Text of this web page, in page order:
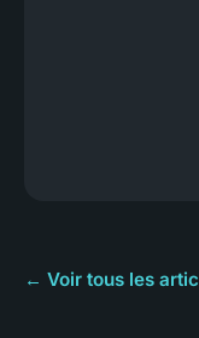
← Voir tous les